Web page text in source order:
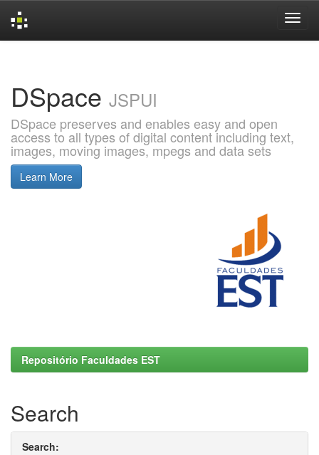
DSpace JSPUI
DSpace preserves and enables easy and open
access to all types of digital content including text,
images, moving images, mpegs and data sets
Learn More
Repositório Faculdades EST
Search
Search: